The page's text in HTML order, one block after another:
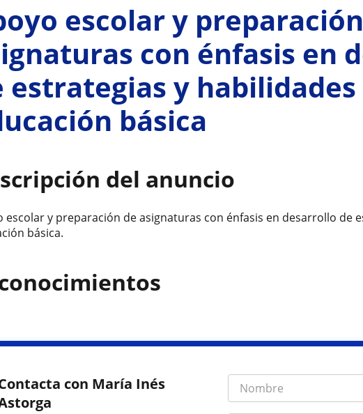
escolar y
con énfasis en
estrategias y habilidades
básica
del anuncio
escolar y preparación de asignaturas con énfasis en desarrollo de
básica.
con María Inés